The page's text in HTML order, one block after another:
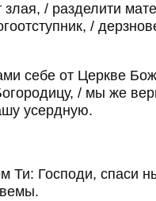
/ разделити
/
себе от Церкве
/ мы же
усердную.
Господи, спаси